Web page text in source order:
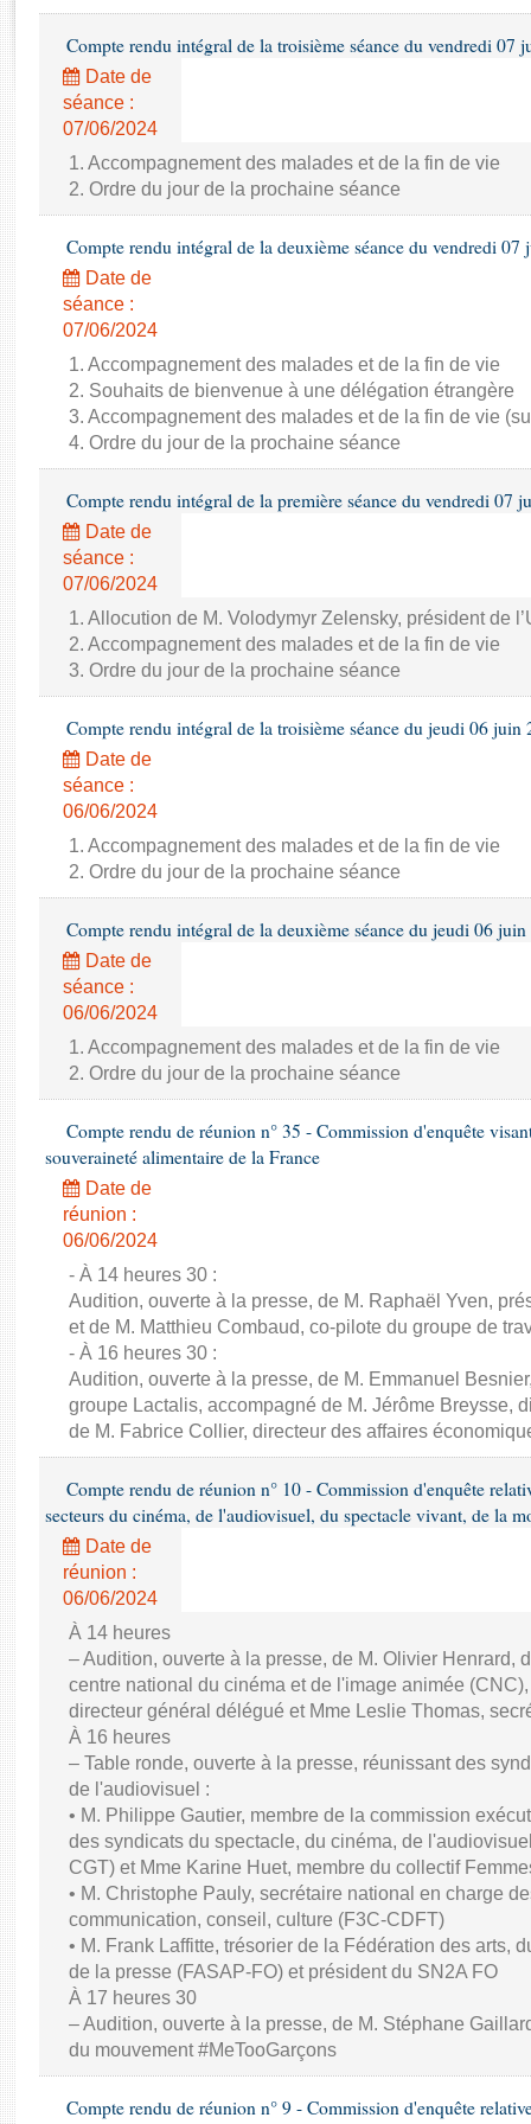
Baromètre de l’application des lois
Dossiers législatifs
Budget et sécurité sociale
Questions écrites et orales
Comptes rendus des débats
Compte rendu intégral de la troisième séance du vendredi 07
Date de
séance :
07/06/2024
1. Accompagnement des malades et de la fin de vie
2. Ordre du jour de la prochaine séance
Compte rendu intégral de la deuxième séance du vendredi 07
Date de
séance :
07/06/2024
1. Accompagnement des malades et de la fin de vie
2. Souhaits de bienvenue à une délégation étrangère
3. Accompagnement des malades et de la fin de vie
4. Ordre du jour de la prochaine séance
Compte rendu intégral de la première séance du vendredi 07
Date de
séance :
07/06/2024
1. Allocution de M. Volodymyr Zelensky, président de
2. Accompagnement des malades et de la fin de vie
3. Ordre du jour de la prochaine séance
Compte rendu intégral de la troisième séance du jeudi 06 juin
Date de
séance :
06/06/2024
1. Accompagnement des malades et de la fin de vie
2. Ordre du jour de la prochaine séance
Compte rendu intégral de la deuxième séance du jeudi 06
Date de
séance :
06/06/2024
1. Accompagnement des malades et de la fin de vie
2. Ordre du jour de la prochaine séance
Compte rendu de réunion n° 35 - Commission d'enquête
souveraineté alimentaire de la France
Date de
réunion :
06/06/2024
- À 14 heures 30 :
Audition, ouverte à la presse, de M. Raphaël Yven,
et de M. Matthieu Combaud, co-pilote du groupe de
- À 16 heures 30 :
Audition, ouverte à la presse, de M. Emmanuel
groupe Lactalis, accompagné de M. Jérôme Breysse,
de M. Fabrice Collier, directeur des affaires
Compte rendu de réunion n° 10 - Commission d'enquête
secteurs du cinéma, de l'audiovisuel, du spectacle vivant, de la
Date de
réunion :
06/06/2024
À 14 heures
– Audition, ouverte à la presse, de M. Olivier Henrard,
centre national du cinéma et de l'image animée
directeur général délégué et Mme Leslie Thomas,
À 16 heures
– Table ronde, ouverte à la presse, réunissant des
de l'audiovisuel :
• M. Philippe Gautier, membre de la commission
des syndicats du spectacle, du cinéma, de
CGT) et Mme Karine Huet, membre du collectif
• M. Christophe Pauly, secrétaire national en charge
communication, conseil, culture (F3C-CDFT)
• M. Frank Laffitte, trésorier de la Fédération des arts,
de la presse (FASAP-FO) et président du SN2A FO
À 17 heures 30
– Audition, ouverte à la presse, de M. Stéphane
du mouvement #MeTooGarçons
Compte rendu de réunion n° 9 - Commission d'enquête